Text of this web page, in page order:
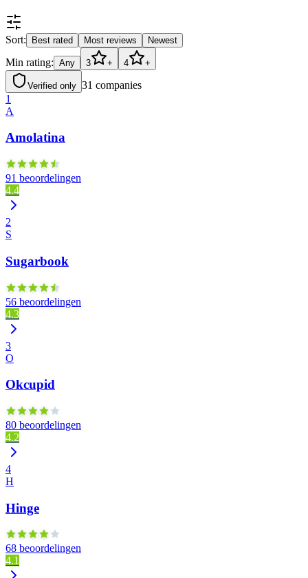
Sort: Best rated Most reviews Newest
Min rating: Any 3 + 4 +
Verified only 31 companies
1
A
Amolatina
91 beoordelingen
4.4
2
S
Sugarbook
56 beoordelingen
4.3
3
O
Okcupid
80 beoordelingen
4.2
4
H
Hinge
68 beoordelingen
4.1